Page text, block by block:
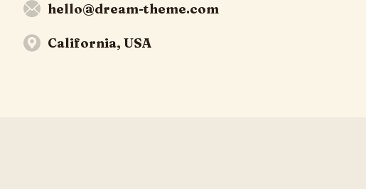
hello@dream-theme.com
California, USA